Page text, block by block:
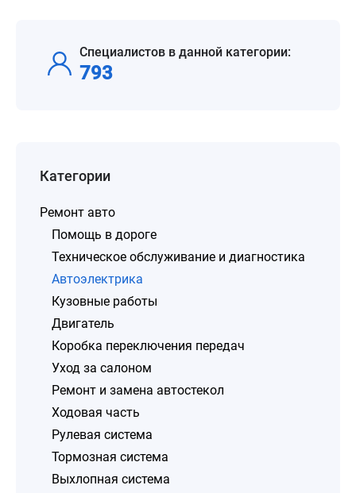
Специалистов в данной категории:
793
Категории
Ремонт авто
Помощь в дороге
Техническое обслуживание и диагностика
Автоэлектрика
Кузовные работы
Двигатель
Коробка переключения передач
Уход за салоном
Ремонт и замена автостекол
Ходовая часть
Рулевая система
Тормозная система
Выхлопная система